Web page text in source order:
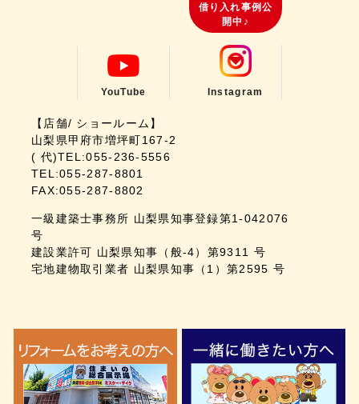
YouTube
借り入れ事例公
開中♪
Instagram
【店舗/ ショールーム】
山梨県甲府市増坪町167-2
( 代)TEL:055-236-5556
TEL:055-287-8801
FAX:055-287-8802
一級建築士事務所 山梨県知事登録第1-042076
号
建設業許可 山梨県知事（般-4）第9311 号
宅地建物取引業者 山梨県知事（1）第2595 号